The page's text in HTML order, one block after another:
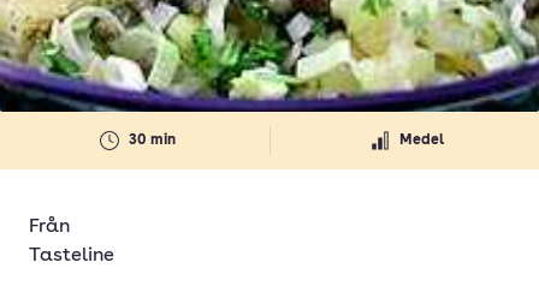
30 min Medel
Från
Tasteline